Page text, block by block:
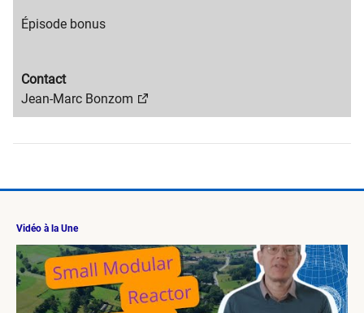
Épisode bonus
Migration
content
title
Contact
Migration
content
Jean-Marc Bonzom
Vidéo à la Une